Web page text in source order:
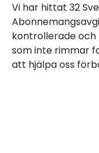
Vi har hittat 32
kontrollerade
som inte rimmar
att hjälpa oss